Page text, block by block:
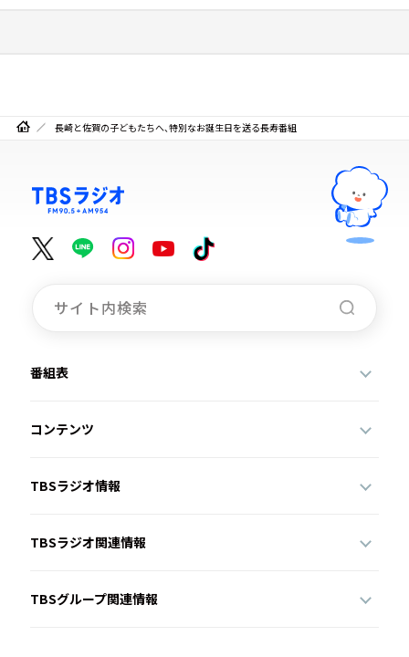
長崎と佐賀の子どもたちへ、特別なお誕生日を送る長寿番組
番組表
コンテンツ
TBSラジオ情報
TBSラジオ関連情報
TBSグループ関連情報